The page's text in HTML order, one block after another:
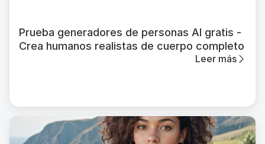
Prueba generadores de personas AI gratis -
Crea humanos realistas de cuerpo completo
Leer más